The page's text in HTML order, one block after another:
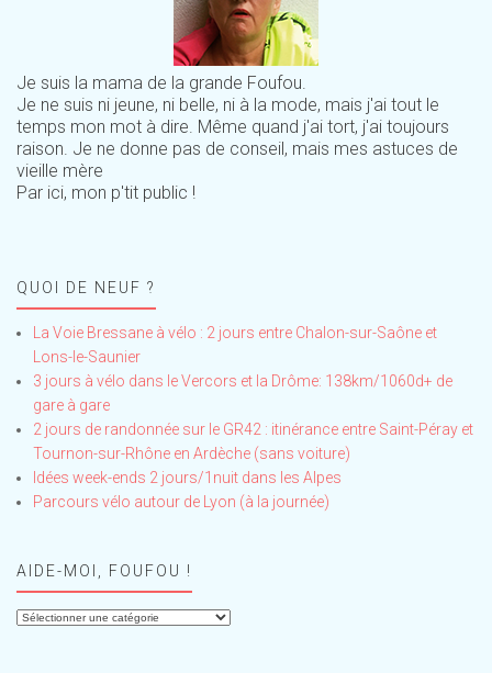
Je suis la mama de la grande Foufou.
Je ne suis ni jeune, ni belle, ni à la mode, mais j'ai tout le
temps mon mot à dire. Même quand j'ai tort, j'ai toujours
raison. Je ne donne pas de conseil, mais mes astuces de
vieille mère
Par ici, mon p'tit public !
QUOI DE NEUF ?
La Voie Bressane à vélo : 2 jours entre Chalon-sur-Saône et
Lons-le-Saunier
3 jours à vélo dans le Vercors et la Drôme: 138km/1060d+ de
gare à gare
2 jours de randonnée sur le GR42 : itinérance entre Saint-Péray et
Tournon-sur-Rhône en Ardèche (sans voiture)
Idées week-ends 2 jours/1nuit dans les Alpes
Parcours vélo autour de Lyon (à la journée)
AIDE-MOI, FOUFOU !
Aide-